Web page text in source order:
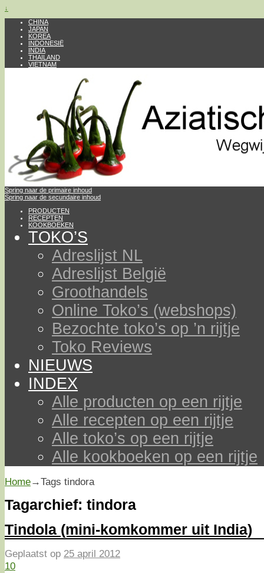
↓
CHINA
JAPAN
KOREA
INDONESIË
INDIA
THAILAND
VIETNAM
Spring naar de primaire inhoud
Spring naar de secundaire inhoud
PRODUCTEN
RECEPTEN
KOOKBOEKEN
TOKO’S
Adreslijst NL
Adreslijst België
Groothandels
Online Toko’s (webshops)
Bezochte toko’s op ’n rijtje
Toko Reviews
NIEUWS
INDEX
Alle producten op een rijtje
Alle recepten op een rijtje
Alle toko’s op een rijtje
Alle kookboeken op een rijtje
Home→Tags tindora
Tagarchief: tindora
Tindola (mini-komkommer uit India)
Geplaatst op 25 april 2012
10